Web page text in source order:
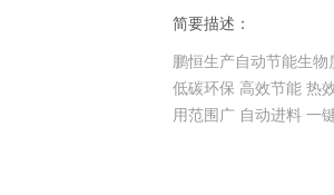
简要描述：
鹏恒生产自动节能生
低碳环保 高效节能 热
用范围广 自动进料 一